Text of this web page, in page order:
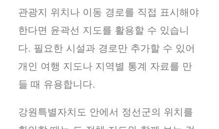
관광지 위치나 이동 경로를 직접 표시해야
한다면 윤곽선 지도를 활용할 수 있습니
다. 필요한 시설과 경로만 추가할 수 있어
개인 여행 지도나 지역별 통계 자료를 만
들 때 유용합니다.
강원특별자치도 안에서 정선군의 위치를